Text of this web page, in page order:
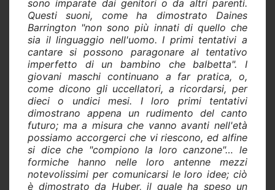
sono imparate dai genitori o da altri parenti.
Questi suoni, come ha dimostrato Daines
Barrington "non sono più innati di quello che
sia il linguaggio nell'uomo. I primi tentativi a
cantare si possono paragonare al tentativo
imperfetto di un bambino che balbetta". I
giovani maschi continuano a far pratica, o,
come dicono gli uccellatori, a ricordarsi, per
dieci o undici mesi. I loro primi tentativi
dimostrano appena un rudimento del canto
futuro; ma a misura che vanno avanti nell'età
possiamo accorgerci che vi riescono, ed alfine
si dice che "compiono la loro canzone"… le
formiche hanno nelle loro antenne mezzi
notevolissimi per comunicarsi le loro idee; ciò
è dimostrato da Huber, il quale ha speso un